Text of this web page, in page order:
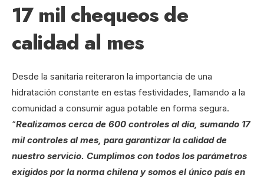
17 mil chequeos de
calidad al mes
Desde la sanitaria reiteraron la importancia de una
hidratación constante en estas festividades, llamando a la
comunidad a consumir agua potable en forma segura.
“Realizamos cerca de 600 controles al día, sumando 17
mil controles al mes, para garantizar la calidad de
nuestro servicio. Cumplimos con todos los parámetros
exigidos por la norma chilena y somos el único país en